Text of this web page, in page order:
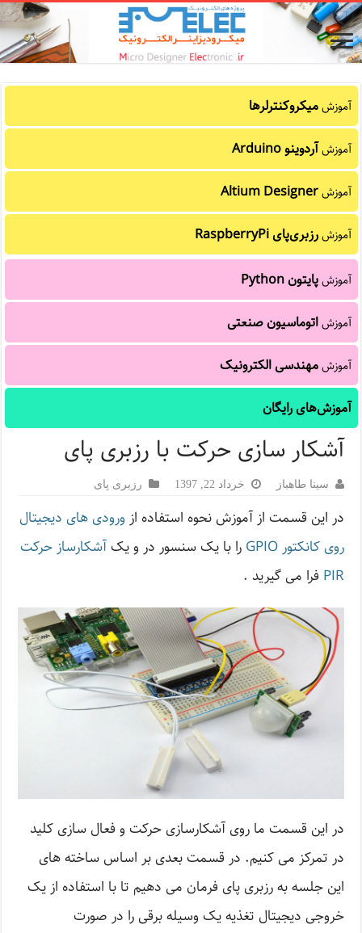
آموزشمیکروکنترلرها
آموزشآردوینو Arduino
آموزشAltium Designer
آموزشرزبری‌پای RaspberryPi
آموزشپایتون Python
آموزشاتوماسیون صنعتی
آموزشمهندسی الکترونیک
آموزش‌های رایگان
آشکار سازی حرکت با رزبری پای
سینا طاهباز خرداد 22, 1397 رزبری پای
در این قسمت از آموزش نحوه استفاده از ورودی های دیجیتال
روی کانکتور GPIO
را با یک سنسور در و یکآشکارساز حرکت
PIR فرا می گیرید .
در این قسمت ما روی آشکارسازی حرکت و فعال سازی کلید
در تمرکز می کنیم. در قسمت بعدی بر اساس ساخته های
این جلسه به رزبری پای فرمان می دهیم تا با استفاده از یک
خروجی دیجیتال تغذیه یک وسیله برقی را در صورت